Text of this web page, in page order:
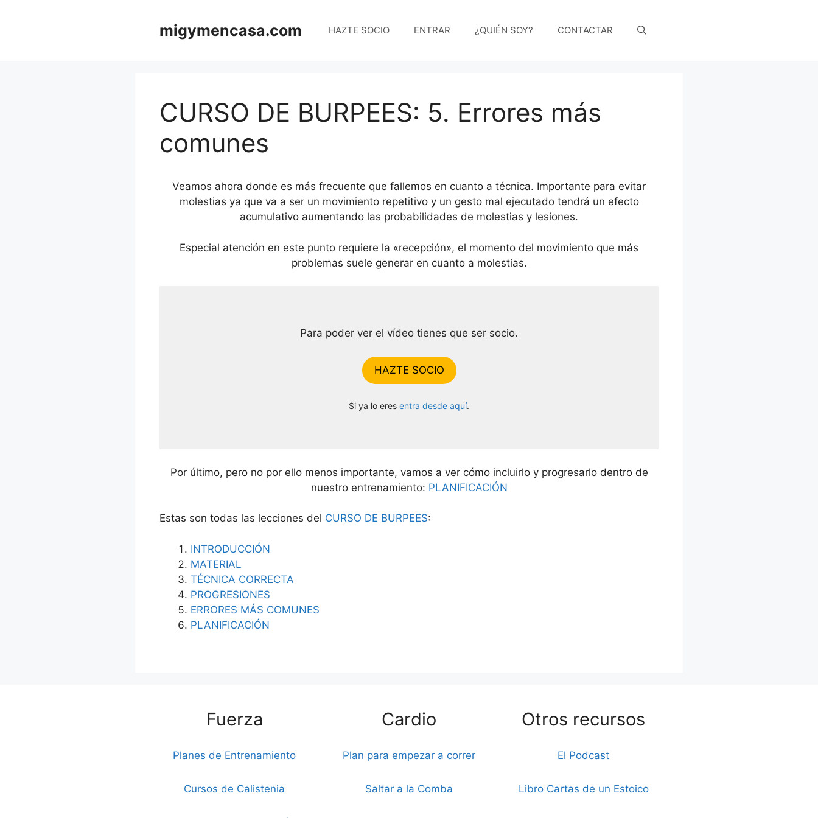
migymencasa.com HAZTE SOCIO ENTRAR ¿QUIÉN SOY? CONTACTAR
CURSO DE BURPEES: 5. Errores más
comunes
Veamos ahora donde es más frecuente que fallemos en cuanto a técnica. Importante para evitar
molestias ya que va a ser un movimiento repetitivo y un gesto mal ejecutado tendrá un efecto
acumulativo aumentando las probabilidades de molestias y lesiones.
Especial atención en este punto requiere la «recepción», el momento del movimiento que más
problemas suele generar en cuanto a molestias.
Para poder ver el vídeo tienes que ser socio.
HAZTE SOCIO
Si ya lo eres entra desde aquí.
Por último, pero no por ello menos importante, vamos a ver cómo incluirlo y progresarlo dentro de
nuestro entrenamiento: PLANIFICACIÓN
Estas son todas las lecciones del CURSO DE BURPEES:
INTRODUCCIÓN
MATERIAL
TÉCNICA CORRECTA
PROGRESIONES
ERRORES MÁS COMUNES
PLANIFICACIÓN
Fuerza
Planes de Entrenamiento
Cursos de Calistenia
Cardio
Plan para empezar a correr
Saltar a la Comba
Otros recursos
El Podcast
Libro Cartas de un Estoico